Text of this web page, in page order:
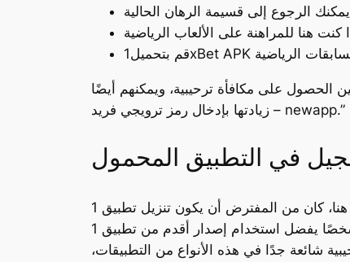
على مكافأة ترحيبية، ويمكنهم أيضًا
زيادتها بإدخال رمز ترويجي فريد – newapp.”
في التطبيق المحمول
بعد اتباع كل خطوة ذكرتها هنا، كان من المفترض أن يكون تنزيل تطبيق 1xbet للهاتف المحمول بسيطًا وسريعًا أيضًا! لذا استمتع بالمقامرة، وتأكد من العودة لاحقًا
للحصول على المزيد من النصائح. إذا كنت شخصًا يفضل استخدام إصدار أقدم من تطبيق 1xbet، فلا تقلق بشأن ذلك! أخيراً، يقدم1xBet مكافآت إضافية على
شائعة جدًا في هذه الأنواع من التطبيقات،